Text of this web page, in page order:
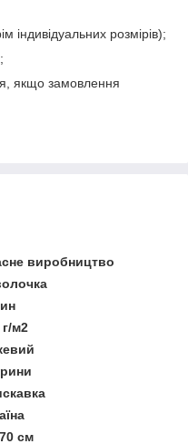
індивідуальних розмірів);
якщо замовлення
виробництво
г/м2
см